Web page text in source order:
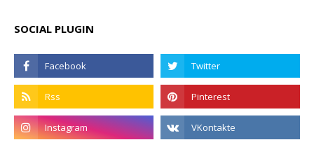
SOCIAL PLUGIN